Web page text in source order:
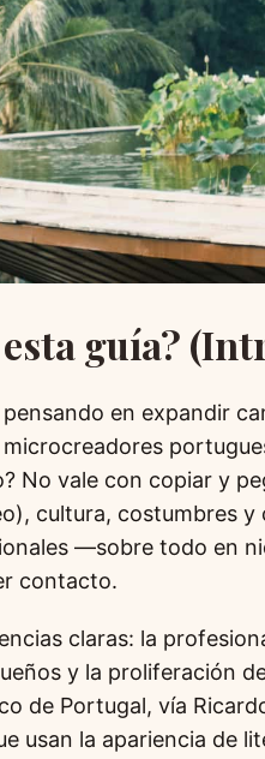
guía?
en expandir
No vale con copiar y
cultura, costumbres y
—sobre todo en
contacto.
claras: la
y la proliferación
de Portugal, vía
usan la apariencia de